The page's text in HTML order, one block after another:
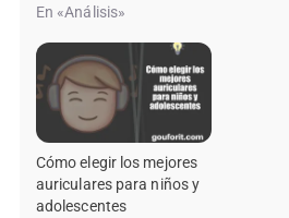
En «Análisis»
Cómo elegir los mejores
auriculares para niños y
adolescentes